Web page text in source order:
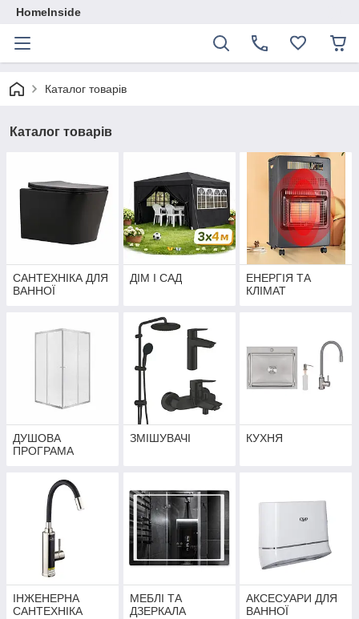
HomeInside
Каталог товарiв
Каталог товарiв
САНТЕХНІКА ДЛЯ
ВАННОЇ
ДІМ І САД
ЕНЕРГІЯ ТА
КЛІМАТ
ДУШОВА
ПРОГРАМА
ЗМІШУВАЧІ КУХНЯ
ІНЖЕНЕРНА
САНТЕХНІКА
МЕБЛІ ТА
ДЗЕРКАЛА
АКСЕСУАРИ ДЛЯ
ВАННОЇ